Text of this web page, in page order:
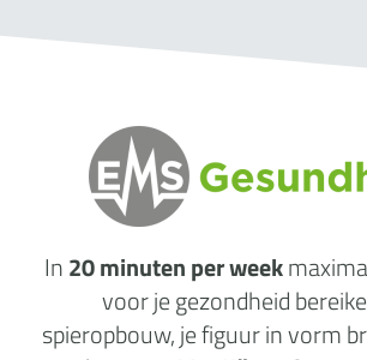
In20 minuten per week
voor je gezondheid
spieropbouw, je figuur in vorm